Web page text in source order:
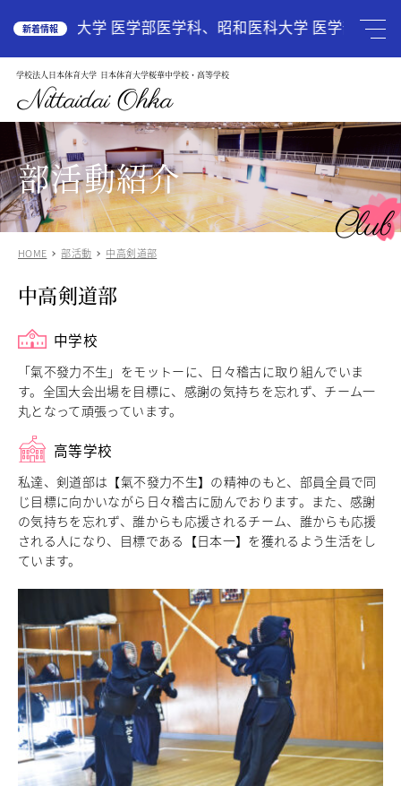
新着情報
広島大学 医学部医学科、昭和医科大学 医学部医学
学校法人日本体育大学 日本体育大学桜華中学校・高等学校
Nittaidai Ohka
HOME
学校案内
教育理念
ご挨拶
グランドデザイン
施設紹介
学校紹介動画
アクセス
受験生の方へ
中学入試関連
高校入試関係
説明会・オープンスクール
中国語圏の生徒様で入学に興味のある方
中学校 Junior High School
独自の教育
国際理解教育
ICT教育
進路サポート
中学入試関連
制服紹介
高等学校 Senior High School
コース紹介
アドバンストコース
総合進学コース
総合スポーツコース
高等学校教育
校内塾
ダンスパフォーマンス専攻
グローバル教育
部活動紹介
Club
HOME 部活動 中高剣道部
中高剣道部
中学校
「氣不發力不生」をモットーに、日々稽古に取り組んでいま
す。全国大会出場を目標に、感謝の気持ちを忘れず、チーム一
丸となって頑張っています。
高等学校
私達、剣道部は【氣不發力不生】の精神のもと、部員全員で同
じ目標に向かいながら日々稽古に励んでおります。また、感謝
の気持ちを忘れず、誰からも応援されるチーム、誰からも応援
される人になり、目標である【日本一】を獲れるよう生活をし
ています。